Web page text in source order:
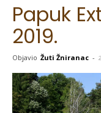
Papuk
2019.
Objavio Žuti Žniranac -